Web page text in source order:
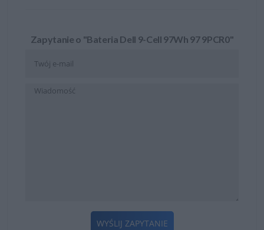
Zapytanie o "Bateria Dell 9-Cell 97Wh 97 9PCR0"
WYŚLIJ ZAPYTANIE